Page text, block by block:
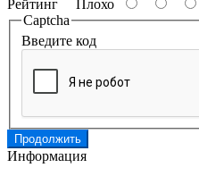
Рейтинг Плохо
Captcha
Введите код
Продолжить
Информация